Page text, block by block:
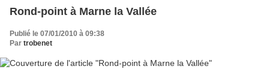
Rond-point à Marne la Vallée
Publié le 07/01/2010 à 09:38
Par trobenet